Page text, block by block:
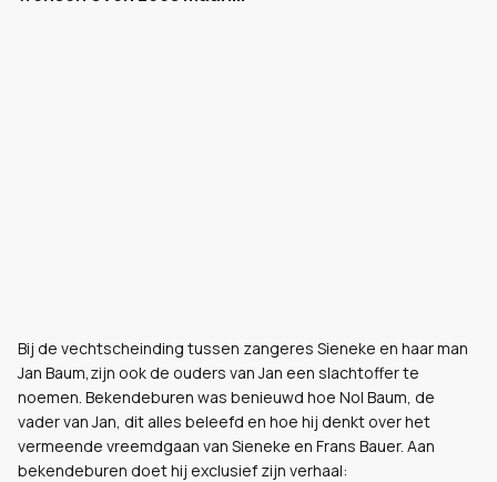
Bij de vechtscheinding tussen zangeres Sieneke en haar man
Jan Baum,zijn ook de ouders van Jan een slachtoffer te
noemen. Bekendeburen was benieuwd hoe Nol Baum, de
vader van Jan, dit alles beleefd en hoe hij denkt over het
vermeende vreemdgaan van Sieneke en Frans Bauer. Aan
bekendeburen doet hij exclusief zijn verhaal: